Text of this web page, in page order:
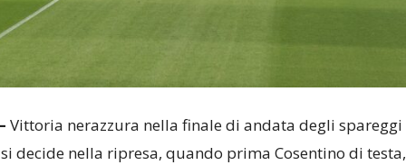
Vittoria nerazzura nella finale di andata degli spareggi
decide nella ripresa, quando prima Cosentino di testa,